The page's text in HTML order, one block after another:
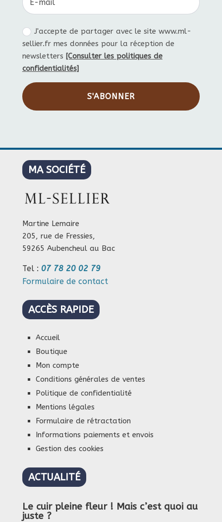
J'accepte de partager avec le site www.ml-
sellier.fr mes données pour la réception de
newsletters [Consulter les politiques de
confidentialités]
S'ABONNER
MA SOCIÉTÉ
Martine Lemaire
205, rue de Fressies,
59265 Aubencheul au Bac
Tel : 07 78 20 02 79
Formulaire de contact
ACCÈS RAPIDE
Accueil
Boutique
Mon compte
Conditions générales de ventes
Politique de confidentialité
Mentions légales
Formulaire de rétractation
Informations paiements et envois
Gestion des cookies
ACTUALITÉ
Le cuir pleine fleur ! Mais c’est quoi au
juste ?